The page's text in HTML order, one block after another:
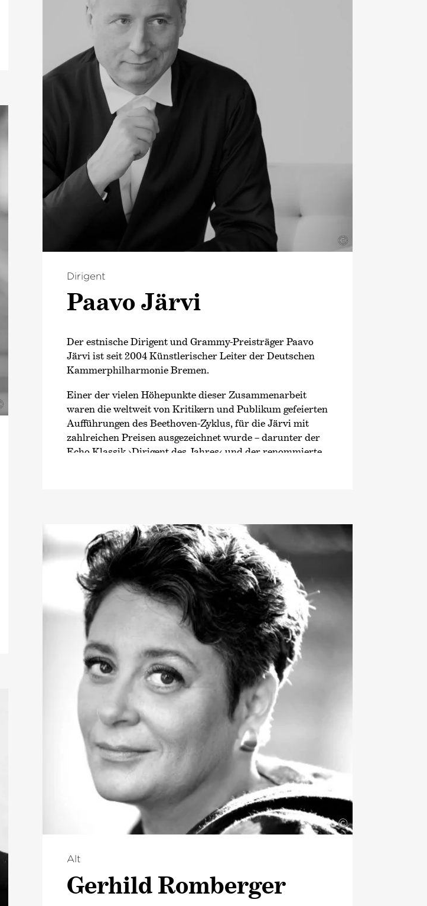
©
Dirigent
Paavo Järvi
Der estnische Dirigent und Grammy-Preisträger Paavo
Järvi ist seit 2004 Künstlerischer Leiter der Deutschen
Kammer­philharmonie Bremen.
Einer der vielen Höhepunkte dieser Zusammenarbeit
waren die weltweit von Kritikern und Publikum gefeierten
Aufführungen des Beethoven-Zyklus, für die Järvi mit
zahlreichen Preisen ausgezeichnet wurde – darunter der
Echo Klassik ›Dirigent des Jahres‹ und der renommierte
Herbst 2021 standen die zwölf Londoner Sinfonien von
Joseph Haydn im Fokus und seit 2024 die intensive
Auseinandersetzung mit den Sinfonien von Franz
Schubert.
Seit Beginn der Saison 2019/2020 ist Järvi Musikdirektor
des Tonhalle-Orchesters Zürich. Zudem ist er Gründer
und Künstlerischer Leiter des Estonian Festival
Orchestras und des Pärnu Music Festivals.
Mit der Saison 2028/29 übernimmt Järvi das Amt des
Chefdirigenten und künstlerischen Beraters des London
Philharmonic Orchestra.
Als Gastdirigent tritt er regelmäßig mit bedeutenden
Orchestern wie dem Royal Concertgebouw Orchestra
Amsterdam, den Berliner Philharmonikern, der
Staatskapelle Dresden, den New York und Los Angeles
Philharmonic und dem Chicago Symphony Orchestra.
2015 wurde er von der renommierten britischen
Zeitschrift›Gramophone‹
und der französischen
›Diapason‹ zum
›Künstler des Jahres‹
ernannt, 2019 folgte der Opus Klassik als
›Dirigent des Jahres‹und 2024 die höchste Auszeichnung
Wissenschaft.
©
Alt
Gerhild Romberger